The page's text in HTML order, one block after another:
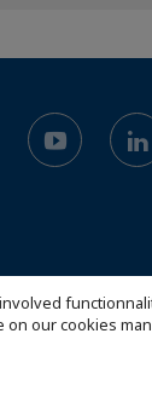
on our cookies